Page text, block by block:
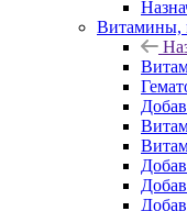
Витамины,